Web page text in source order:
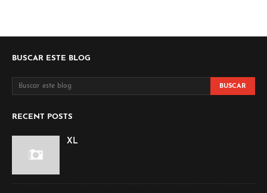
BUSCAR ESTE BLOG
RECENT POSTS
XL